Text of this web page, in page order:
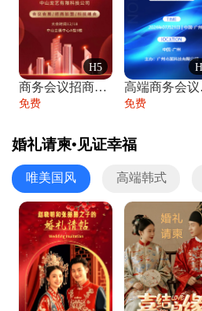
H5
商务会议招商展会科技峰会邀请函年会邀请
免费
高端
免费
婚礼请柬•见证幸福
唯美国风 高端韩式